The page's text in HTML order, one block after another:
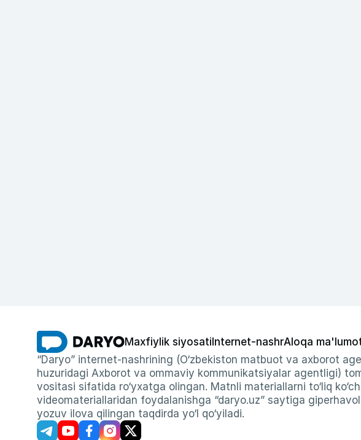
Maxfiylik siyosati Internet-nashrAloqa
“Daryo” internet-nashrining (O‘zbekiston matbuot va axborot
huzuridagi Axborot va ommaviy kommunikatsiyalar agentligi)
vositasi sifatida ro‘yxatga olingan. Matnli materiallarni to‘liq
videomateriallaridan foydalanishga “daryo.uz” saytiga
yozuv ilova qilingan taqdirda yo‘l qo‘yiladi.